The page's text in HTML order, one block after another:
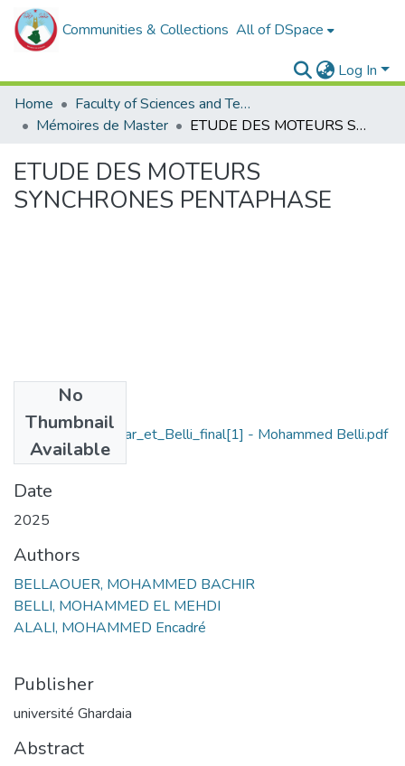
Communities & Collections All of DSpace
Log In
Home
Faculty of Sciences and Technology
Mémoires de Master
ETUDE DES MOTEURS SYNCHRONES PENTAPHASE
ETUDE DES MOTEURS
SYNCHRONES PENTAPHASE
No
Thumbnail
Available
اMemoire_Belaouar_et_Belli_final[1] - Mohammed Belli.pdf
(1.95 MB)
Date
2025
Authors
BELLAOUER, MOHAMMED BACHIR
BELLI, MOHAMMED EL MEHDI
ALALI, MOHAMMED Encadré
Publisher
université Ghardaia
Abstract